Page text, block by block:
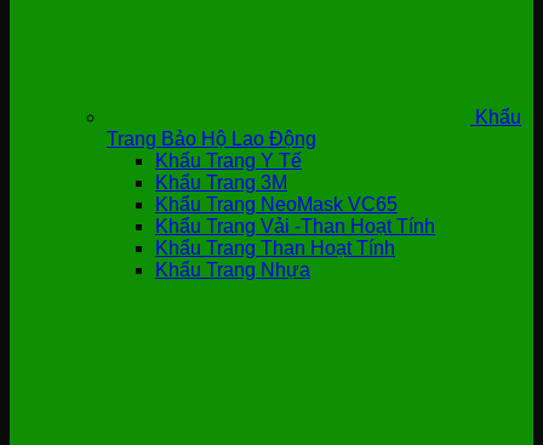
Khẩu
Trang Bảo Hộ Lao Động
Khẩu Trang Y Tế
Khẩu Trang 3M
Khẩu Trang NeoMask VC65
Khẩu Trang Vải -Than Hoạt Tính
Khẩu Trang Than Hoạt Tính
Khẩu Trang Nhựa